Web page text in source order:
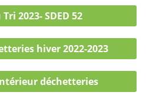
2023- SDED 52
hiver 2022-2023
déchetteries